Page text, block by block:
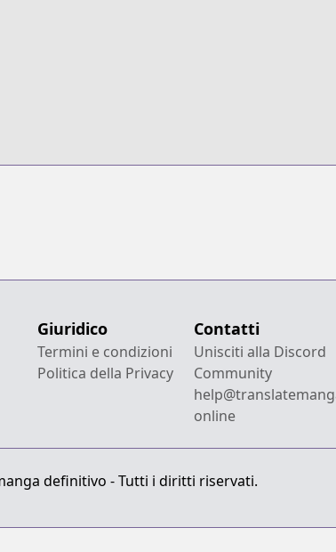
Giuridico
Termini e condizioni
Politica della Privacy
Contatti
Unisciti alla Discord
Community
online
definitivo - Tutti i diritti riservati.